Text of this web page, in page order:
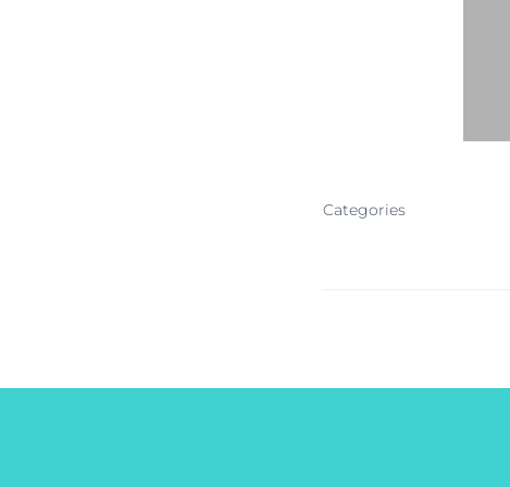
Categories